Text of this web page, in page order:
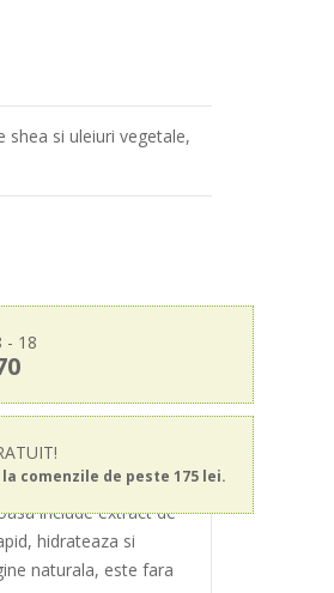
si uleiuri vegetale,
- 18
comenzile de peste 175 lei.
include extract de
hidrateaza si
naturala, este fara